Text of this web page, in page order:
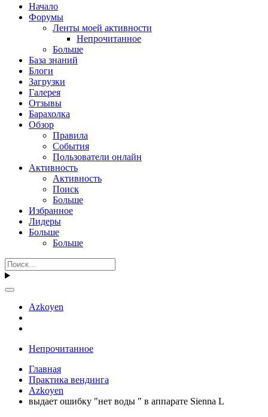
Начало
Форумы
Ленты моей активности
Непрочитанное
Больше
База знаний
Блоги
Загрузки
Галерея
Отзывы
Барахолка
Обзор
Правила
События
Пользователи онлайн
Активность
Активность
Поиск
Больше
Избранное
Лидеры
Больше
Больше
Azkoyen
Непрочитанное
Главная
Практика вендинга
Azkoyen
выдает ошибку "нет воды " в аппарате Sienna L